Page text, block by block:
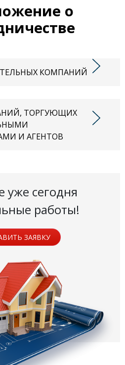
о
КОМПАНИЙ
ТОРГУЮЩИХ
И АГЕНТОВ
уже сегодня
работы!
ЗАЯВКУ